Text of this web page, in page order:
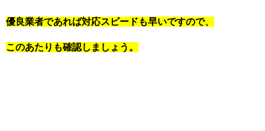
優良業者であれば対応スピードも早いですので、
このあたりも確認しましょう。